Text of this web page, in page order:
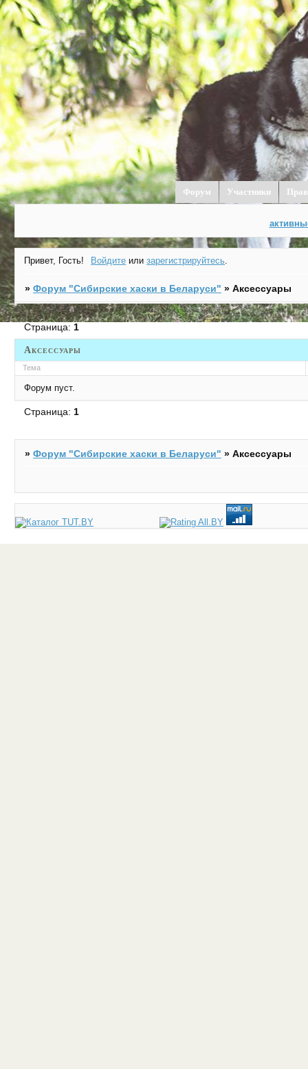
Форум Участники
Привет, Гость! Войдите илизарегистрируйтесь.
»Форум "Cибирские хаски в Беларуси" »Аксессуары
Аксессуары
Страница: 1
Тема
Форум пуст.
Страница: 1
»Форум "Cибирские хаски в Беларуси" »Аксессуары